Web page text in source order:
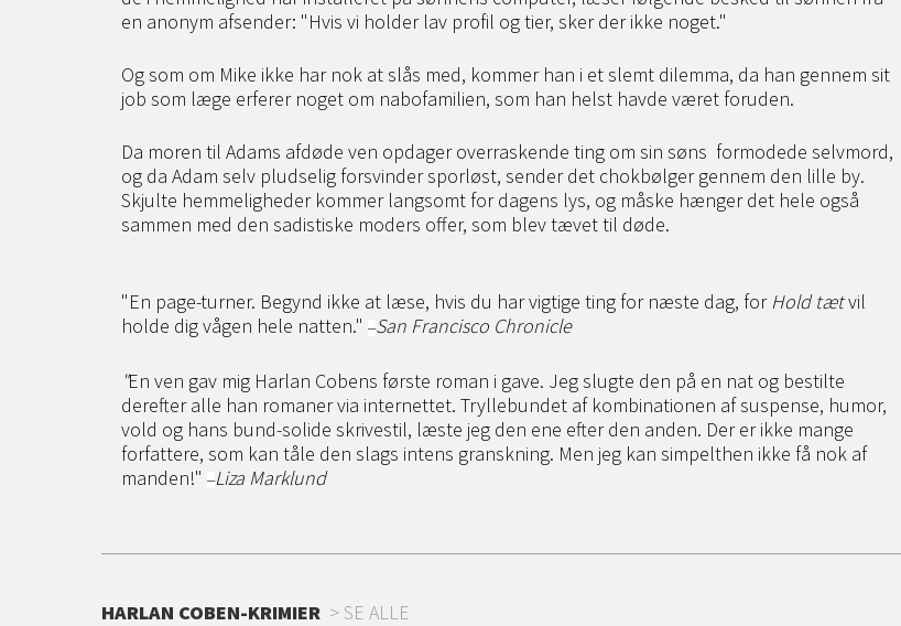
en anonym afsender: "Hvis vi holder lav profil og tier, sker der ikke noget."
Og som om Mike ikke har nok at slås med, kommer han i et slemt dilemma, da han gennem sit
job som læge erferer noget om nabofamilien, som han helst havde været foruden.
Da moren til Adams afdøde ven opdager overraskende ting om sin søns formodede selvmord,
og da Adam selv pludselig forsvinder sporløst, sender det chokbølger gennem den lille by.
Skjulte hemmeligheder kommer langsomt for dagens lys, og måske hænger det hele også
sammen med den sadistiske moders offer, som blev tævet til døde.
"En page-turner. Begynd ikke at læse, hvis du har vigtige ting for næste dag, forHold tætvil
holde dig vågen hele natten." –San Francisco Chronicle
"En ven gav mig Harlan Cobens første roman i gave. Jeg slugte den på en nat og bestilte
derefter alle han romaner via internettet. Tryllebundet af kombinationen af suspense, humor,
vold og hans bund-solide skrivestil, læste jeg den ene efter den anden. Der er ikke mange
forfattere, som kan tåle den slags intens granskning. Men jeg kan simpelthen ikke få nok af
manden!" –Liza Marklund
HARLAN COBEN-KRIMIER SE ALLE